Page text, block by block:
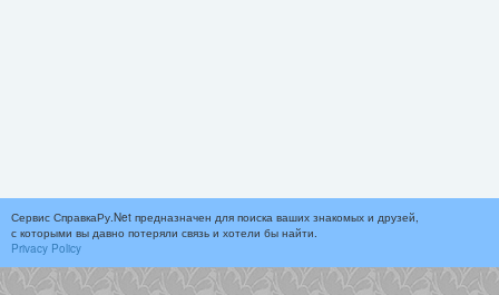
Сервис СправкаРу.Net предназначен для поиска ваших знакомых и друзей,
с которыми вы давно потеряли связь и хотели бы найти.
Privacy Policy